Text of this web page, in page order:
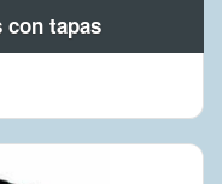
con tapas